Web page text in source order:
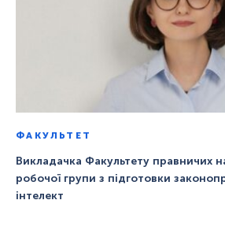
ФАКУЛЬТЕТ
Викладачка Факультету правничих
робочої групи з підготовки
інтелект